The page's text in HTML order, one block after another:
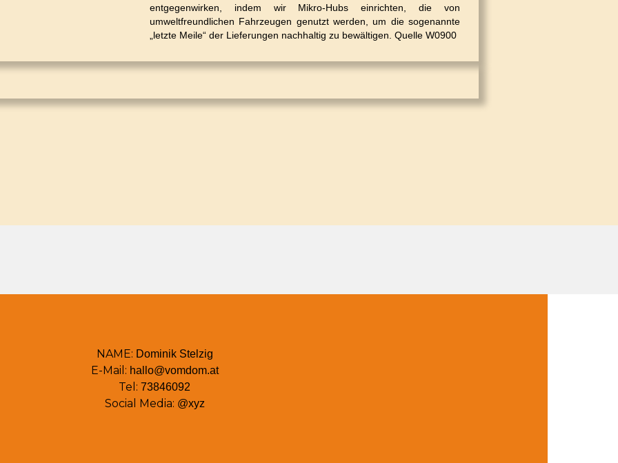
entgegenwirken, indem wir Mikro-Hubs einrichten, die von
umweltfreundlichen Fahrzeugen genutzt werden, um die sogenannte
„letzte Meile“ der Lieferungen nachhaltig zu bewältigen. Quelle W0900
NAME: Dominik Stelzig
E-Mail: hallo@vomdom.at
Tel: 73846092
Social Media: @xyz